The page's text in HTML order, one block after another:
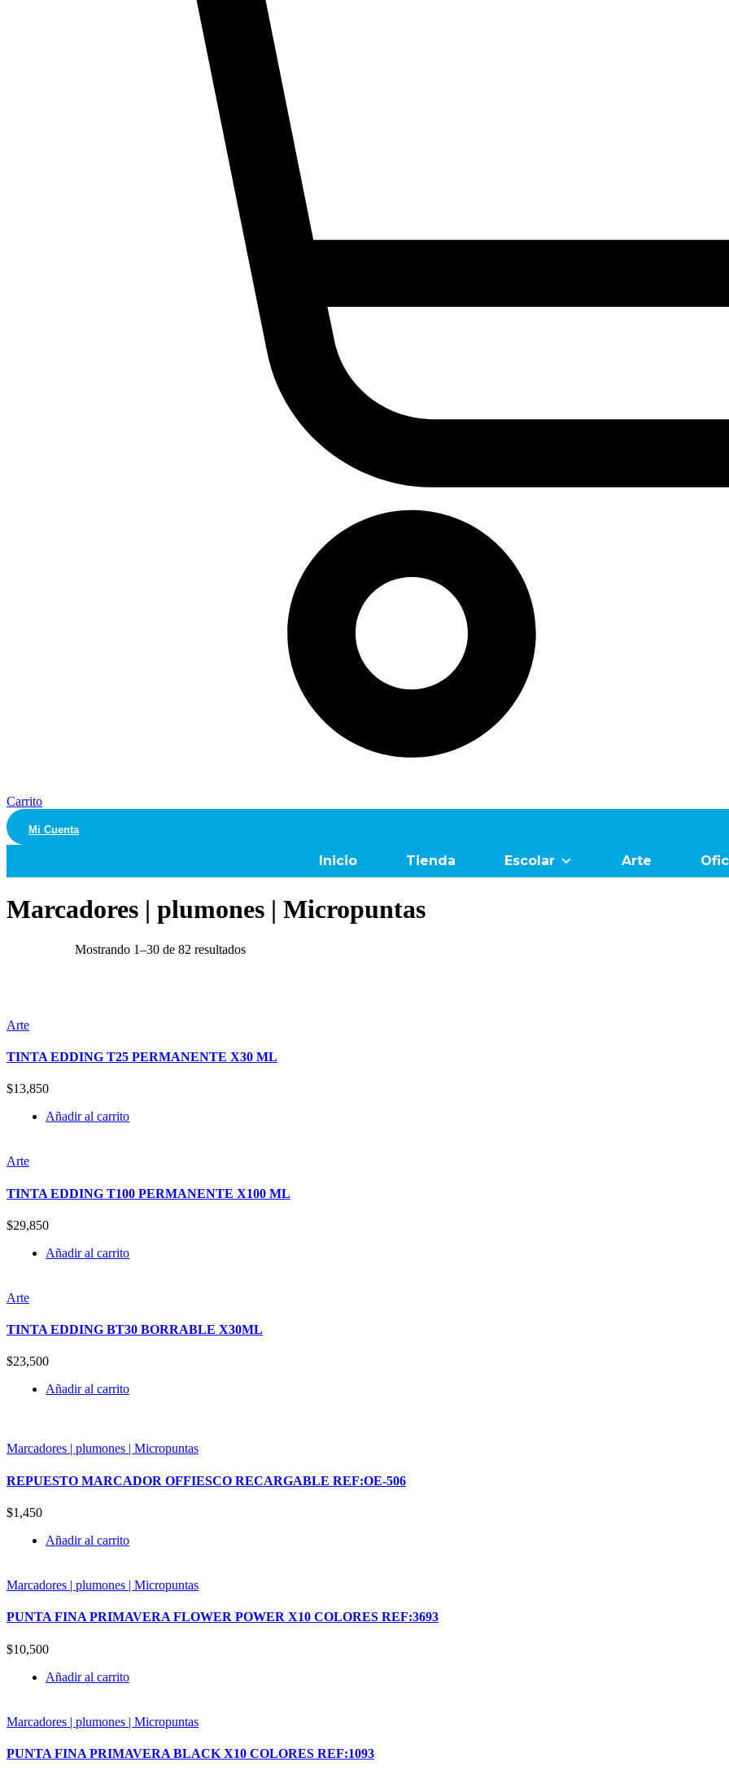
Carrito
Mi Cuenta
Inicio Tienda Escolar Arte
Marcadores | plumones | Micropuntas
Mostrando 1–30 de 82 resultados
Arte
TINTA EDDING T25 PERMANENTE X30 ML
$13,850
Añadir al carrito
Arte
TINTA EDDING T100 PERMANENTE X100 ML
$29,850
Añadir al carrito
Arte
TINTA EDDING BT30 BORRABLE X30ML
$23,500
Añadir al carrito
Marcadores | plumones | Micropuntas
REPUESTO MARCADOR OFFIESCO RECARGABLE REF:OE-506
$1,450
Añadir al carrito
Marcadores | plumones | Micropuntas
PUNTA FINA PRIMAVERA FLOWER POWER X10 COLORES REF:3693
$10,500
Añadir al carrito
Marcadores | plumones | Micropuntas
PUNTA FINA PRIMAVERA BLACK X10 COLORES REF:1093